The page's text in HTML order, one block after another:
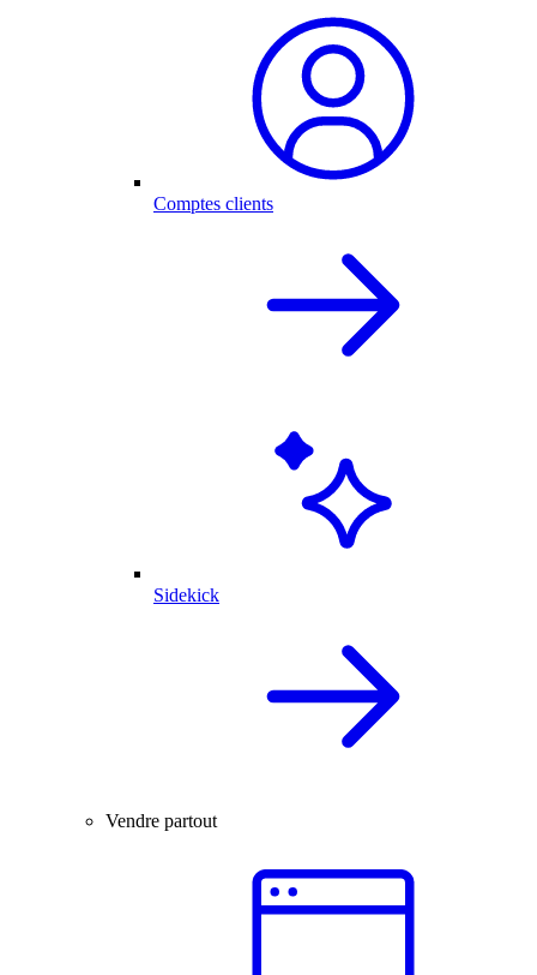
Comptes clients
Sidekick
Vendre partout